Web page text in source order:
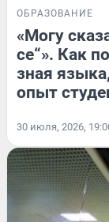
ОБРАЗОВАНИЕ
«Могу
се“». Как
зная
опыт
30 июля, 2026,